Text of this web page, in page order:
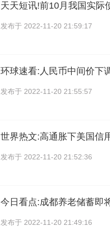
天天短讯!前10月我国实际
发布于 2022-11-20 21:59:17
环球速看:人民币中间价下
发布于 2022-11-20 21:55:57
世界热文:高通胀下美国信
发布于 2022-11-20 21:52:36
今日看点:成都养老储蓄即
发布于 2022-11-20 21:49:16